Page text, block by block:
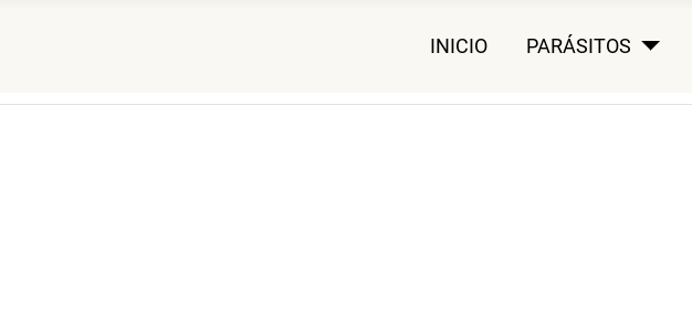
INICIO PARÁSITOS